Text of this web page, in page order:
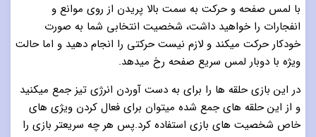
با لمس صفحه و حرکت به سمت بالا پریدن از روی موانع و
انفجارات را خواهید داشت، شخصیت انتخابی شما به صورت
خودکار حرکت میکند و لازم نیست حرکتی را انجام دهید و اما حالت
ویژه با دوبار لمس سریع صفحه رخ میدهد.
در این بازی حلقه ها را برای به دست آوردن انرژی تیز جمع میکنید
و از این حلقه های جمع شده میتوان برای فعال کردن ویژی های
خاص شخصیت های بازی استفاده کرد.پس هر چه سریعتر بازی را